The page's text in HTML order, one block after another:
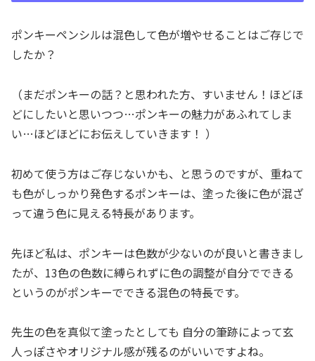
ポンキーペンシルは混色して色が増やせることはご存じで
したか？
（まだポンキーの話？と思われた方、すいません！ほどほ
どにしたいと思いつつ…ポンキーの魅力があふれてしま
い…ほどほどにお伝えしていきます！ ）
初めて使う方はご存じないかも、と思うのですが、重ねて
も色がしっかり発色するポンキーは、塗った後に色が混ざ
って違う色に見える特長があります。
先ほど私は、ポンキーは色数が少ないのが良いと書きまし
たが、13色の色数に縛られずに色の調整が自分でできる
というのがポンキーでできる混色の特長です。
先生の色を真似て塗ったとしても 自分の筆跡によって玄
人っぽさやオリジナル感が残るのがいいですよね。